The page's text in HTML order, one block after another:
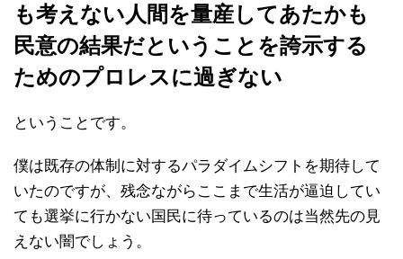
も考えない人間を量産してあたかも
民意の結果だということを誇示する
ためのプロレスに過ぎない
ということです。
僕は既存の体制に対するパラダイムシフトを期待して
いたのですが、残念ながらここまで生活が逼迫してい
ても選挙に行かない国民に待っているのは当然先の見
えない闇でしょう。